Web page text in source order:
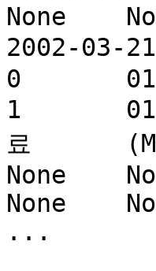
None	None	None	None	None
2002-03-21	KRX:005930	삼성전자	0	0
0	01				860220	0
1	01	Samsung Electronics(05930) - 영문자
료	(Merged)DONGWON SECURITIES	(구)동원증권
None	None	None	None	None	None
None	None	None
...